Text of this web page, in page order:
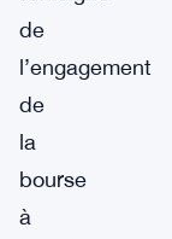
de
l’engagement
de
la
bourse
à